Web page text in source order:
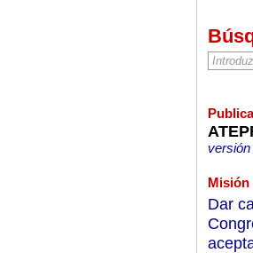
Misión
Dar